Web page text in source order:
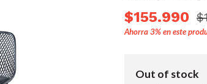
$155.990
Ahorra3%en este
Out of stock